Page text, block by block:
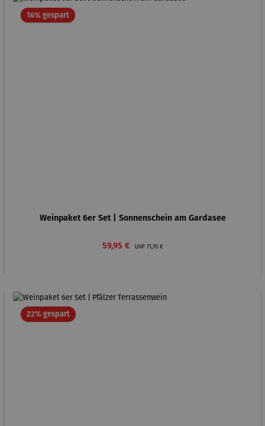
16% gespartRabatt
Weinpaket 6er Set | Sonnenschein am Gardasee
Verkaufspreis:
59,95 € UVP Regulärer Preis:
71,70 €
22% gespartRabatt